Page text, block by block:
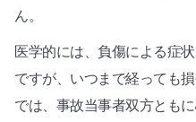
ん。
医学的には、負傷による症
ですが、いつまで経っても
では、事故当事者双方とも